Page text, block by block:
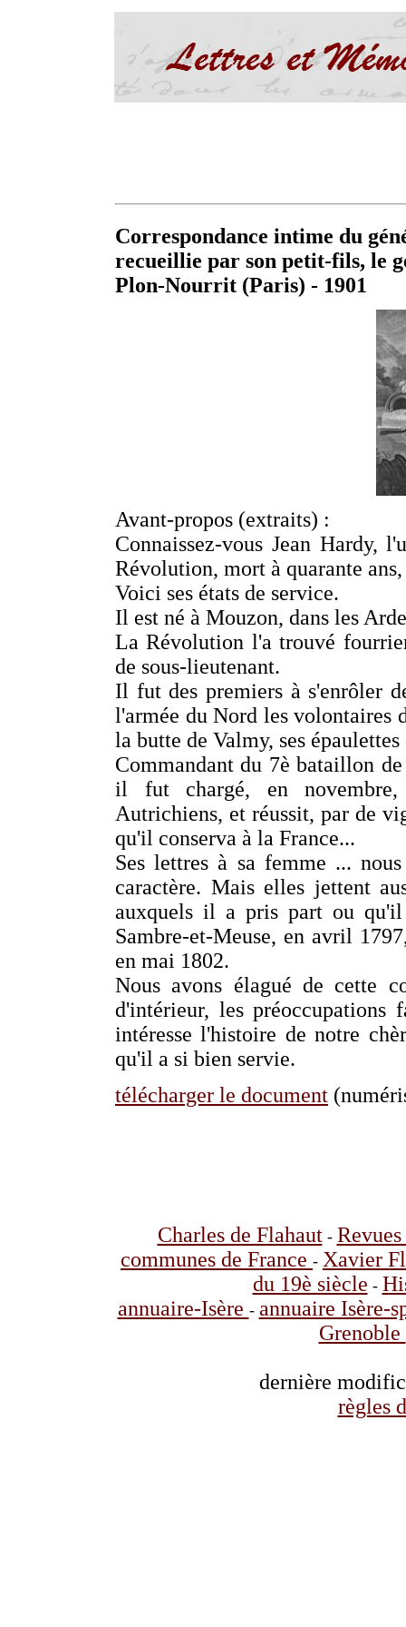
Correspondance intime du
recueillie par son petit-fils, le
Plon-Nourrit (Paris) - 1901
Avant-propos (extraits) :
Connaissez-vous Jean Hardy,
Révolution, mort à quarante
Voici ses états de service.
Il est né à Mouzon, dans les
La Révolution l'a trouvé
de sous-lieutenant.
Il fut des premiers à s'enrôler
l'armée du Nord les volontaires
la butte de Valmy, ses
Commandant du 7è bataillon
il fut chargé, en
Autrichiens, et réussit, par de
qu'il conserva à la France...
Ses lettres à sa femme ...
caractère. Mais elles jettent
auxquels il a pris part ou qu'il
Sambre-et-Meuse, en avril
en mai 1802.
Nous avons élagué de cette
d'intérieur, les préoccupations
intéresse l'histoire de notre
qu'il a si bien servie.
télécharger le document
Charles de Flahaut-
communes de France - Xavier
du 19è siècle -
annuaire-Isère - annuaire Isère-
Grenoble
dernière
règles